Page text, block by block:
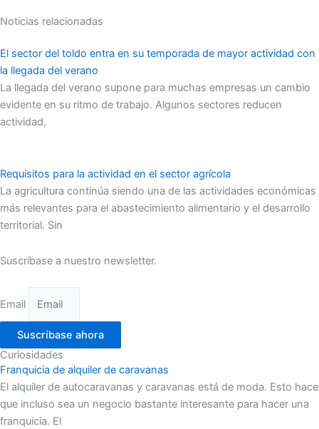
Noticias relacionadas
El sector del toldo entra en su temporada de mayor actividad con
la llegada del verano
La llegada del verano supone para muchas empresas un cambio
evidente en su ritmo de trabajo. Algunos sectores reducen
actividad,
Requisitos para la actividad en el sector agrícola
La agricultura continúa siendo una de las actividades económicas
más relevantes para el abastecimiento alimentario y el desarrollo
territorial. Sin
Suscríbase a nuestro newsletter.
Email
Suscríbase ahora
Curiosidades
Franquicia de alquiler de caravanas
El alquiler de autocaravanas y caravanas está de moda. Esto hace
que incluso sea un negocio bastante interesante para hacer una
franquicia. El